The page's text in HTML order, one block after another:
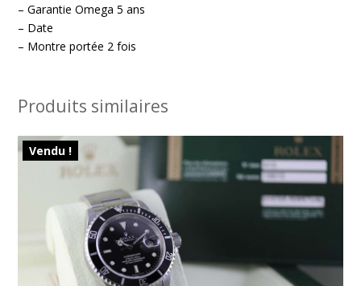
– Garantie Omega 5 ans
– Date
– Montre portée 2 fois
Produits similaires
Vendu !